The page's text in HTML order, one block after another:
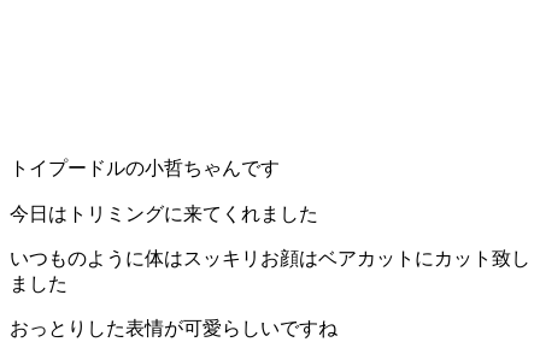
トイプードルの小哲ちゃんです
今日はトリミングに来てくれました
いつものように体はスッキリお顔はベアカットにカット致し
ました
おっとりした表情が可愛らしいですね